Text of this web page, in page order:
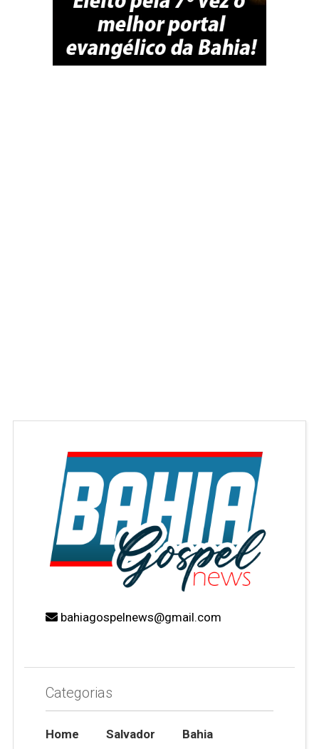
bahiagospelnews@gmail.com
Categorias
Home Salvador Bahia